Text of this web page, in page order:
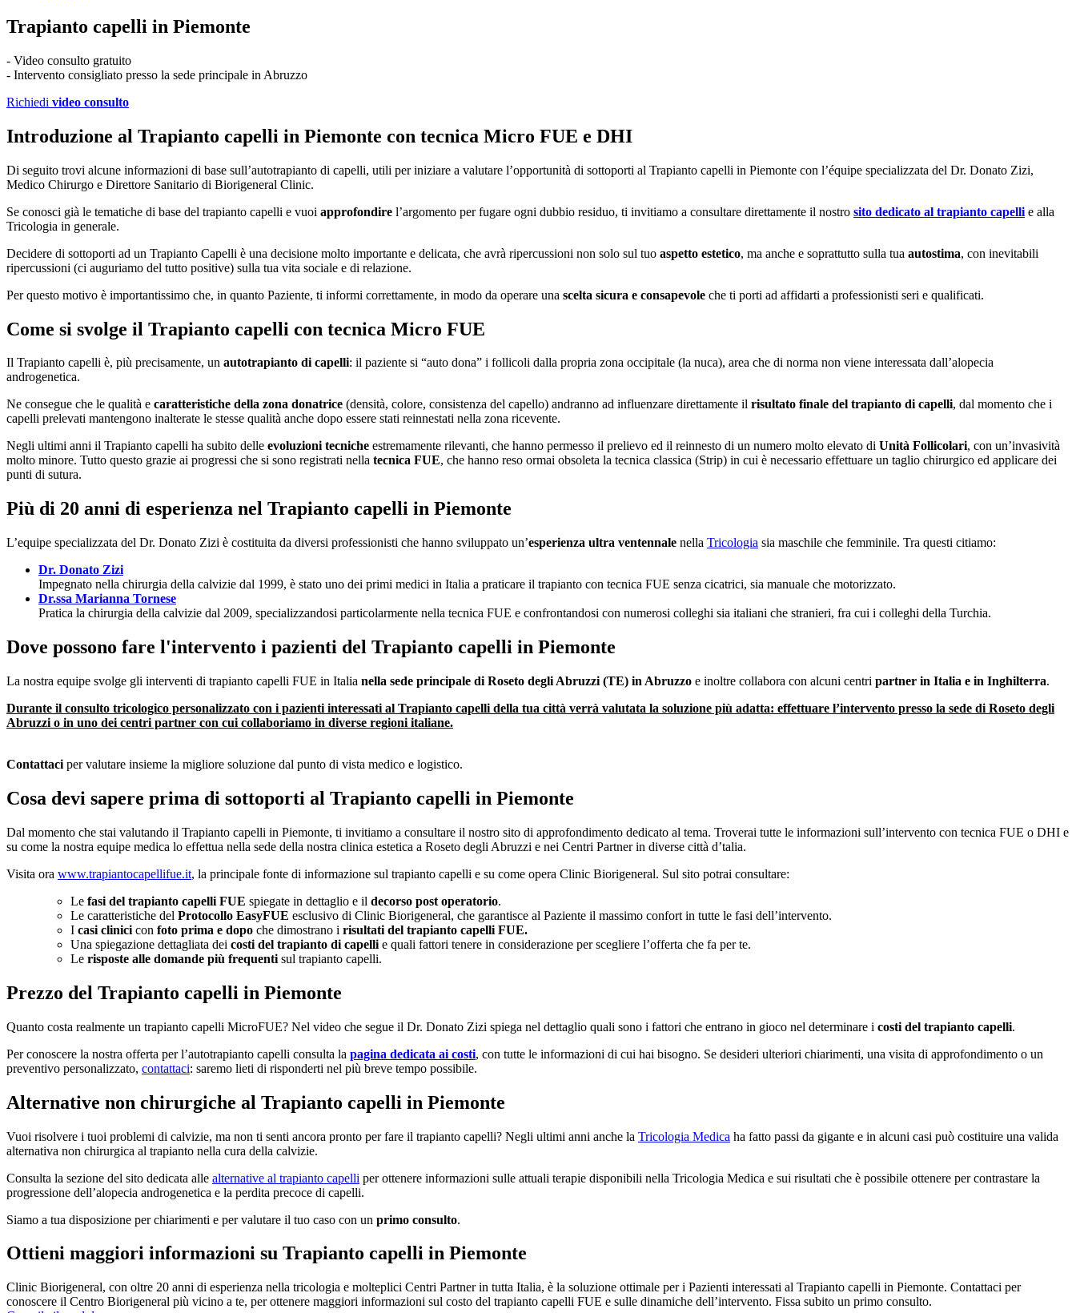
Trapianto capelli in Piemonte
- Video consulto gratuito
- Intervento consigliato presso la sede principale in Abruzzo
Richiedi video consulto
Introduzione al Trapianto capelli in Piemonte con tecnica Micro FUE e DHI
Di seguito trovi alcune informazioni di base sull’autotrapianto di capelli, utili per iniziare a valutare l’opportunità di sottoporti al Trapianto capelli in Piemonte con l’équipe specializzata del Dr. Donato Zizi,
Medico Chirurgo e Direttore Sanitario di Biorigeneral Clinic.
Se conosci già le tematiche di base del trapianto capelli e vuoi approfondire l’argomento per fugare ogni dubbio residuo, ti invitiamo a consultare direttamente il nostro sito dedicato al trapianto capelli e alla
Tricologia in generale.
Decidere di sottoporti ad un Trapianto Capelli è una decisione molto importante e delicata, che avrà ripercussioni non solo sul tuo aspetto estetico, ma anche e soprattutto sulla tua autostima, con inevitabili
ripercussioni (ci auguriamo del tutto positive) sulla tua vita sociale e di relazione.
Per questo motivo è importantissimo che, in quanto Paziente, ti informi correttamente, in modo da operare una scelta sicura e consapevole che ti porti ad affidarti a professionisti seri e qualificati.
Come si svolge il Trapianto capelli con tecnica Micro FUE​
Il Trapianto capelli è, più precisamente, un autotrapianto di capelli: il paziente si “auto dona” i follicoli dalla propria zona occipitale (la nuca), area che di norma non viene interessata dall’alopecia
androgenetica.
Ne consegue che le qualità e caratteristiche della zona donatrice (densità, colore, consistenza del capello) andranno ad influenzare direttamente il risultato finale del trapianto di capelli, dal momento che i
capelli prelevati mantengono inalterate le stesse qualità anche dopo essere stati reinnestati nella zona ricevente.
Negli ultimi anni il Trapianto capelli ha subito delle evoluzioni tecniche estremamente rilevanti, che hanno permesso il prelievo ed il reinnesto di un numero molto elevato di Unità Follicolari, con un’invasività
molto minore. Tutto questo grazie ai progressi che si sono registrati nella tecnica FUE, che hanno reso ormai obsoleta la tecnica classica (Strip) in cui è necessario effettuare un taglio chirurgico ed applicare dei
punti di sutura.
Più di 20 anni di esperienza nel Trapianto capelli in Piemonte
L’equipe specializzata del Dr. Donato Zizi è costituita da diversi professionisti che hanno sviluppato un’esperienza ultra ventennale nella Tricologia sia maschile che femminile. Tra questi citiamo:
Dr. Donato Zizi
Impegnato nella chirurgia della calvizie dal 1999, è stato uno dei primi medici in Italia a praticare il trapianto con tecnica FUE senza cicatrici, sia manuale che motorizzato.
Dr.ssa Marianna Tornese
Pratica la chirurgia della calvizie dal 2009, specializzandosi particolarmente nella tecnica FUE e confrontandosi con numerosi colleghi sia italiani che stranieri, fra cui i colleghi della Turchia.
Dove possono fare l'intervento i pazienti del Trapianto capelli in Piemonte
La nostra equipe svolge gli interventi di trapianto capelli FUE in Italia nella sede principale di Roseto degli Abruzzi (TE) in Abruzzo e inoltre collabora con alcuni centri partner in Italia e in Inghilterra.
Durante il consulto tricologico personalizzato con i pazienti interessati al Trapianto capelli della tua città verrà valutata la soluzione più adatta: effettuare l’intervento presso la sede di Roseto degli
Abruzzi o in uno dei centri partner con cui collaboriamo in diverse regioni italiane.
Contattaci per valutare insieme la migliore soluzione dal punto di vista medico e logistico.
Cosa devi sapere prima di sottoporti al Trapianto capelli in Piemonte
Dal momento che stai valutando il Trapianto capelli in Piemonte, ti invitiamo a consultare il nostro sito di approfondimento dedicato al tema. Troverai tutte le informazioni sull’intervento con tecnica FUE o DHI e
su come la nostra equipe medica lo effettua nella sede della nostra clinica estetica a Roseto degli Abruzzi e nei Centri Partner in diverse città d’talia.
Visita ora www.trapiantocapellifue.it, la principale fonte di informazione sul trapianto capelli e su come opera Clinic Biorigeneral. Sul sito potrai consultare:
Le fasi del trapianto capelli FUE spiegate in dettaglio e il decorso post operatorio.
Le caratteristiche del Protocollo EasyFUE esclusivo di Clinic Biorigeneral, che garantisce al Paziente il massimo confort in tutte le fasi dell’intervento.
I casi clinici con foto prima e dopo che dimostrano i risultati del trapianto capelli FUE.
Una spiegazione dettagliata dei costi del trapianto di capelli e quali fattori tenere in considerazione per scegliere l’offerta che fa per te.
Le risposte alle domande più frequenti sul trapianto capelli.
Prezzo del Trapianto capelli in Piemonte
Quanto costa realmente un trapianto capelli MicroFUE? Nel video che segue il Dr. Donato Zizi spiega nel dettaglio quali sono i fattori che entrano in gioco nel determinare i costi del trapianto capelli.
Per conoscere la nostra offerta per l’autotrapianto capelli consulta la pagina dedicata ai costi, con tutte le informazioni di cui hai bisogno. Se desideri ulteriori chiarimenti, una visita di approfondimento o un
preventivo personalizzato, contattaci: saremo lieti di risponderti nel più breve tempo possibile.
Alternative non chirurgiche al Trapianto capelli in Piemonte
Vuoi risolvere i tuoi problemi di calvizie, ma non ti senti ancora pronto per fare il trapianto capelli? Negli ultimi anni anche la Tricologia Medica ha fatto passi da gigante e in alcuni casi può costituire una valida
alternativa non chirurgica al trapianto nella cura della calvizie.
Consulta la sezione del sito dedicata alle alternative al trapianto capelli per ottenere informazioni sulle attuali terapie disponibili nella Tricologia Medica e sui risultati che è possibile ottenere per contrastare la
progressione dell’alopecia androgenetica e la perdita precoce di capelli.
Siamo a tua disposizione per chiarimenti e per valutare il tuo caso con un primo consulto.
Ottieni maggiori informazioni su Trapianto capelli in Piemonte
Clinic Biorigeneral, con oltre 20 anni di esperienza nella tricologia e molteplici Centri Partner in tutta Italia, è la soluzione ottimale per i Pazienti interessati al Trapianto capelli in Piemonte. Contattaci per
conoscere il Centro Biorigeneral più vicino a te, per ottenere maggiori informazioni sul costo del trapianto capelli FUE e sulle dinamiche dell’intervento. Fissa subito un primo consulto.